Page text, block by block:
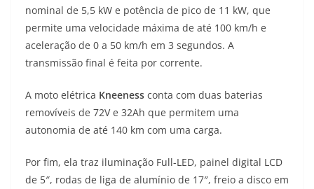
nominal de 5,5 kW e potência de pico de 11 kW, que
permite uma velocidade máxima de até 100 km/h e
aceleração de 0 a 50 km/h em 3 segundos. A
transmissão final é feita por corrente.
A moto elétrica Kneeness conta com duas baterias
removíveis de 72V e 32Ah que permitem uma
autonomia de até 140 km com uma carga.
Por fim, ela traz iluminação Full-LED, painel digital LCD
de 5″, rodas de liga de alumínio de 17″, freio a disco em